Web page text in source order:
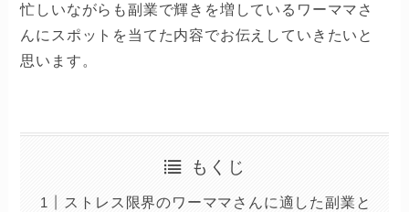
忙しいながらも副業で輝きを増しているワーママさ
んにスポットを当てた内容でお伝えしていきたいと
思います。
もくじ
ストレス限界のワーママさんに適した副業と